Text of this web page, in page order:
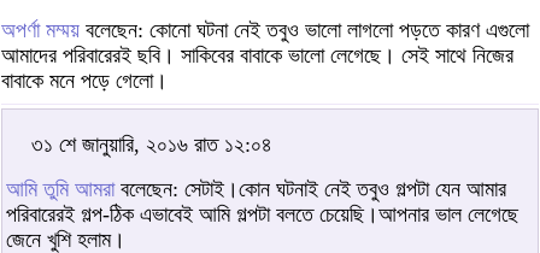
অপর্ণা মম্ময় বলেছেন: কোনো ঘটনা নেই তবুও ভালো লাগলো পড়তে কারণ এগুলো
আমাদের পরিবারেরই ছবি। সাকিবের বাবাকে ভালো লেগেছে। সেই সাথে নিজের
বাবাকে মনে পড়ে গেলো।
৩১ শে জানুয়ারি, ২০১৬ রাত ১২:০৪
আমি তুমি আমরাবলেছেন: সেটাই।কোন ঘটনাই নেই তবুও গল্পটা যেন আমার
পরিবারেরই গল্প-ঠিক এভাবেই আমি গল্পটা বলতে চেয়েছি।আপনার ভাল লেগেছে
জেনে খুশি হলাম।